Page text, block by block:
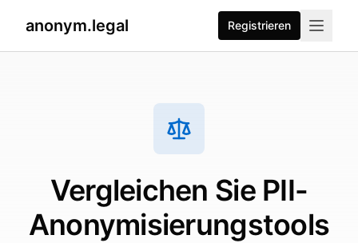
anonym.legal Registrieren
Vergleichen Sie PII-
Anonymisierungstools